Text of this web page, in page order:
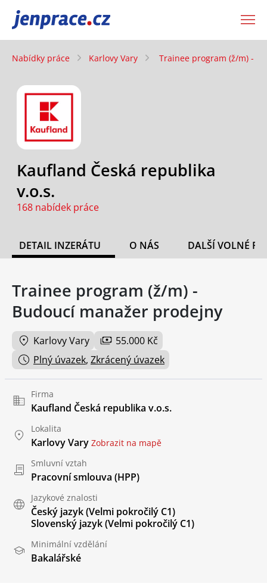
JenPráce.cz
Nabídky práce Karlovy Vary Trainee program (ž/m) -
Kaufland Česká republika
v.o.s.
168 nabídek práce
DETAIL INZERÁTU O NÁS DALŠÍ VOLNÉ
Trainee program (ž/m) -
Budoucí manažer prodejny
Karlovy Vary
55.000 Kč
Plný úvazek, Zkrácený úvazek
Firma
Kaufland Česká republika v.o.s.
Lokalita
Karlovy Vary Zobrazit na mapě
Smluvní vztah
Pracovní smlouva (HPP)
Jazykové znalosti
Český jazyk(Velmi pokročilý C1)
Slovenský jazyk(Velmi pokročilý C1)
Minimální vzdělání
Bakalářské